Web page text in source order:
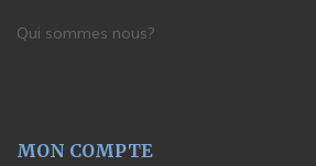
Qui sommes nous?
MON COMPTE